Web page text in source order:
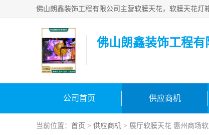
佛山朗鑫装饰工程有
公司首页 供应商机
当前位置： 首页 > 供应商机 > 展厅软膜天花 惠州商场